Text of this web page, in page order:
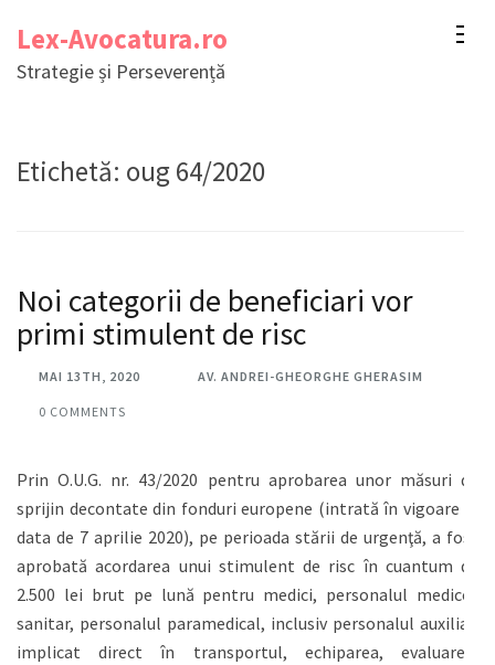
conținut
Lex-Avocatura.ro
Strategie și Perseverență
Etichetă: oug 64/2020
Noi categorii de beneficiari vor
primi stimulent de risc
MAI 13TH, 2020 AV. ANDREI-GHEORGHE GHERASIM
0 COMMENTS
Prin O.U.G. nr. 43/2020 pentru aprobarea unor măsuri de
sprijin decontate din fonduri europene (intrată în vigoare la
data de 7 aprilie 2020), pe perioada stării de urgenţă, a fost
aprobată acordarea unui stimulent de risc în cuantum de
2.500 lei brut pe lună pentru medici, personalul medico-
sanitar, personalul paramedical, inclusiv personalul auxiliar,
implicat direct în transportul, echiparea, evaluarea,